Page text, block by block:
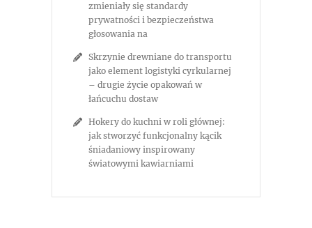
zmieniały się standardy
prywatności i bezpieczeństwa
głosowania na
Skrzynie drewniane do transportu
jako element logistyki cyrkularnej
– drugie życie opakowań w
łańcuchu dostaw
Hokery do kuchni w roli głównej:
jak stworzyć funkcjonalny kącik
śniadaniowy inspirowany
światowymi kawiarniami